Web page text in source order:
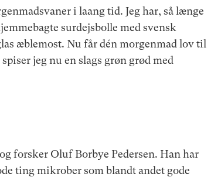
i laang tid. Jeg har, så længe
surdejsbolle med svensk
æblemost. Nu får dén morgenmad lov til
jeg nu en slags grøn grød med
forsker Oluf Borbye Pedersen. Han har
ting mikrober som blandt andet gode